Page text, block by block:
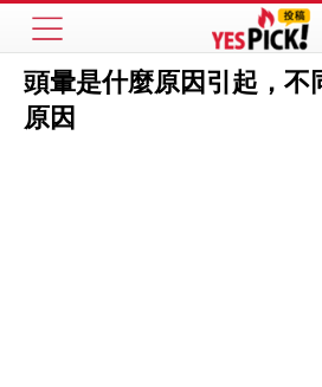
頭暈是什麼原因引起，不
原因